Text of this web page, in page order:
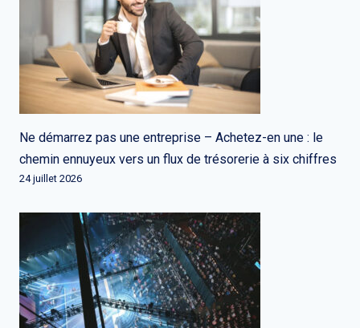
Ne démarrez pas une entreprise – Achetez-en une : le
chemin ennuyeux vers un flux de trésorerie à six chiffres
24 juillet 2026